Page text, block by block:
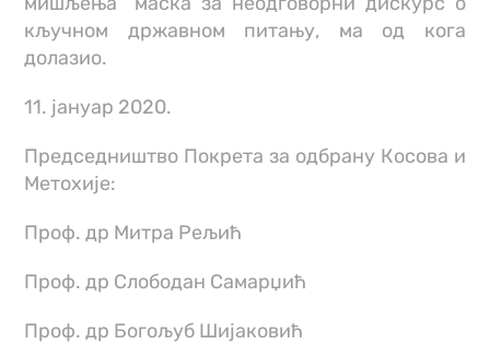
кључном државном питању, ма од кога
долазио.
11. јануар 2020.
Председништво Покрета за одбрану Косова и
Метохије:
Проф. др Митра Рељић
Проф. др Слободан Самарџић
Проф. др Богољуб Шијаковић